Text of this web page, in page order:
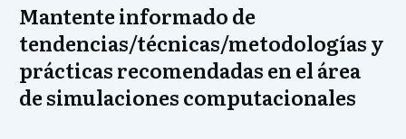
Mantente informado de
tendencias/técnicas/metodologías y
prácticas recomendadas en el área
de simulaciones computacionales